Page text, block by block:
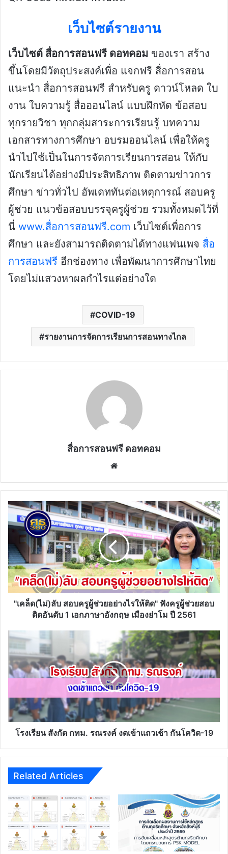
เว็บไซต์รายงาน
เว็บไซต์ สื่อการสอนฟรี ดอทคอม ของเรา สร้าง
ขึ้นโดยมีวัตถุประสงค์เพื่อ แจกฟรี สื่อการสอน
แนะนำ สื่อการสอนฟรี สำหรับครู ดาวน์โหลด ใบ
งาน ใบความรู้ สื่อออนไลน์ แบบฝึกหัด ข้อสอบ
ทุกรายวิชา ทุกกลุ่มสาระการเรียนรู้ บทความ
เอกสารทางการศึกษา อบรมออนไลน์ เพื่อให้ครู
นำไปใช้เป็นในการจัดการเรียนการสอน ให้กับ
นักเรียนได้อย่างมีประสิทธิภาพ ติดตามข่าวการ
ศึกษา ข่าวทั่วไป อัพเดททันต่อเหตุการณ์ สอบครู
ผู้ช่วย แนวข้อสอบบรรจุครูผู้ช่วย รวมทั้งหมดไว้ที่
นี่ www.สื่อการสอนฟรี.com เว็บไซต์เพื่อการ
ศึกษา และยังสามารถติดตามได้ทางแฟนเพจ สื่อ
การสอนฟรี อีกช่องทาง เพื่อพัฒนาการศึกษาไทย
โดยไม่แสวงหาผลกำไรแต่อย่างใด
COVID-19
รายงานการจัดการเรียนการสอนทางไกล
สื่อการสอนฟรี ดอทคอม
"เคล็ด(ไม่)ลับ
สอบ
ครู
ช่วย
อย่างไร
ให้
ติด"
ฟัง
ครู
อันดับ
1
เอก
อังกฤษ
เมือง
ย่า
โม
2561
"เคล็ด(ไม่)ลับ สอบครูผู้ช่วยอย่างไรให้ติด" ฟังครูผู้ช่วยสอบ
ติดอันดับ 1 เอกภาษาอังกฤษ เมืองย่าโม ปี 2561
โรงเรียน
กทม.
รณรงค์
งด
แถว
เช้า
กัน
โคโรงเรียน สังกัด กทม. รณรงค์ งดเข้าแถวเช้า กันโควิด-19
Related Articles